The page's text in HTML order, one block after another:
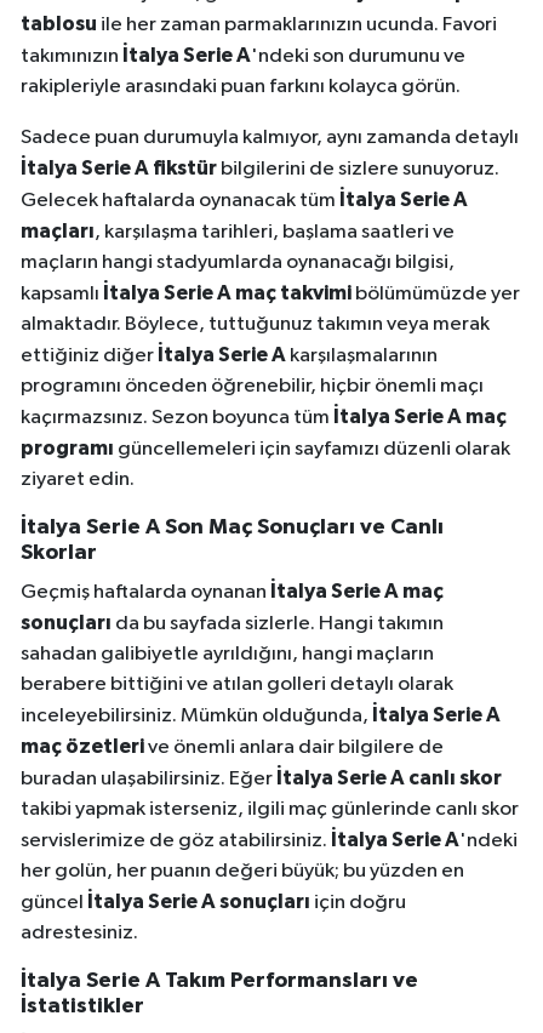
tablosu ile her zaman parmaklarınızın ucunda. Favori
takımınızın İtalya Serie A'ndeki son durumunu ve
rakipleriyle arasındaki puan farkını kolayca görün.
Sadece puan durumuyla kalmıyor, aynı zamanda detaylı
İtalya Serie A fikstür bilgilerini de sizlere sunuyoruz.
Gelecek haftalarda oynanacak tüm İtalya Serie A
maçları, karşılaşma tarihleri, başlama saatleri ve
maçların hangi stadyumlarda oynanacağı bilgisi,
kapsamlı İtalya Serie A maç takvimi bölümümüzde yer
almaktadır. Böylece, tuttuğunuz takımın veya merak
ettiğiniz diğer İtalya Serie A karşılaşmalarının
programını önceden öğrenebilir, hiçbir önemli maçı
kaçırmazsınız. Sezon boyunca tüm İtalya Serie A maç
programı güncellemeleri için sayfamızı düzenli olarak
ziyaret edin.
İtalya Serie A Son Maç Sonuçları ve Canlı
Skorlar
Geçmiş haftalarda oynanan İtalya Serie A maç
sonuçları da bu sayfada sizlerle. Hangi takımın
sahadan galibiyetle ayrıldığını, hangi maçların
berabere bittiğini ve atılan golleri detaylı olarak
inceleyebilirsiniz. Mümkün olduğunda, İtalya Serie A
maç özetlerive önemli anlara dair bilgilere de
buradan ulaşabilirsiniz. Eğer İtalya Serie A canlı skor
takibi yapmak isterseniz, ilgili maç günlerinde canlı skor
servislerimize de göz atabilirsiniz. İtalya Serie A'ndeki
her golün, her puanın değeri büyük; bu yüzden en
güncel
İtalya Serie A sonuçları için doğru
adrestesiniz.
İtalya Serie A Takım Performansları ve
İstatistikler